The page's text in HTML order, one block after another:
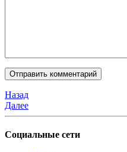
Назад
Далее
Социальные сети